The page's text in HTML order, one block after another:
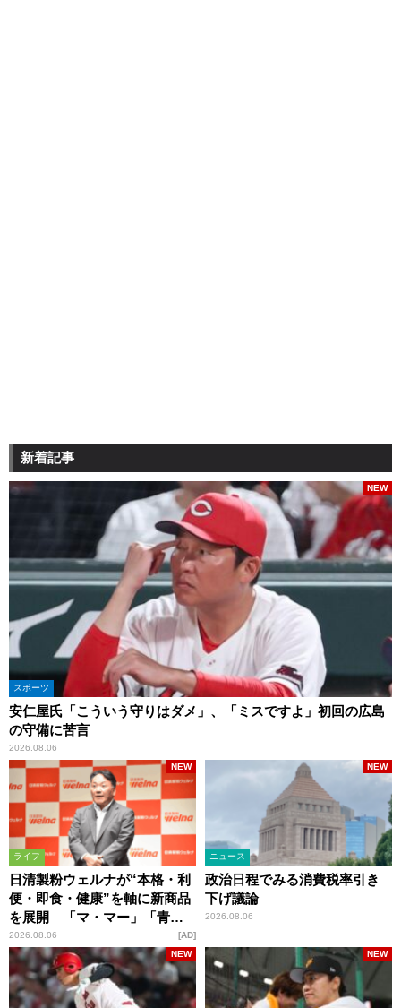
新着記事
スポーツ
安仁屋氏「こういう守りはダメ」、「ミスですよ」初回の広島
の守備に苦言
2026.08.06
NEW
ライフ
日清製粉ウェルナが“本格・利
便・即食・健康”を軸に新商品
を展開 「マ・マー」「青の
洞窟」ブランドを強化
2026.08.06
NEW
AD
ニュース
政治日程でみる消費税率引き
下げ議論
2026.08.06
NEW
NEW NEW